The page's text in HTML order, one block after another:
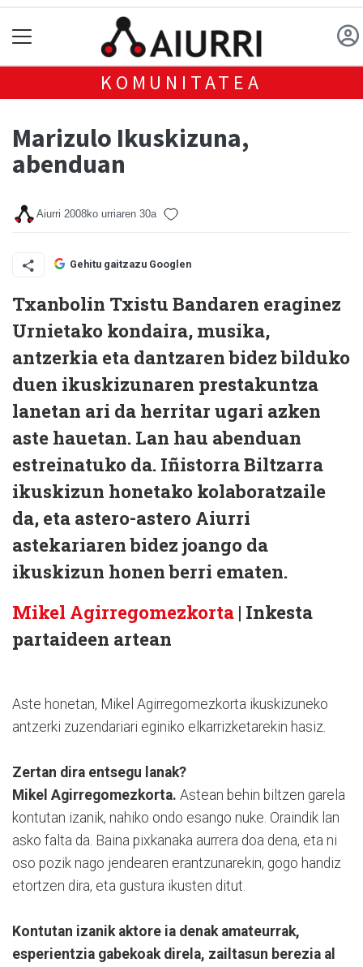
KOMUNITATEA
Marizulo Ikuskizuna,
abenduan
Aiurri 2008ko urriaren 30a
Gehitu gaitzazu Googlen
Txanbolin Txistu Bandaren eraginez
Urnietako kondaira, musika,
antzerkia eta dantzaren bidez bilduko
duen ikuskizunaren prestakuntza
lanetan ari da herritar ugari azken
aste hauetan. Lan hau abenduan
estreinatuko da. Iñistorra Biltzarra
ikuskizun honetako kolaboratzaile
da, eta astero-astero Aiurri
astekariaren bidez joango da
ikuskizun honen berri ematen.
Mikel Agirregomezkorta | Inkesta
partaideen artean
Aste honetan, Mikel Agirregomezkorta ikuskizuneko
antzerki zuzendariari eginiko elkarrizketarekin hasiz.
Zertan dira entsegu lanak?
Mikel Agirregomezkorta. Astean behin biltzen garela
kontutan izanik, nahiko ondo esango nuke. Oraindik lan
asko falta da. Baina pixkanaka aurrera doa dena, eta ni
oso pozik nago jendearen erantzunarekin, gogo handiz
etortzen dira, eta gustura ikusten ditut.
Kontutan izanik aktore ia denak amateurrak,
esperientzia gabekoak direla, zailtasun berezia al